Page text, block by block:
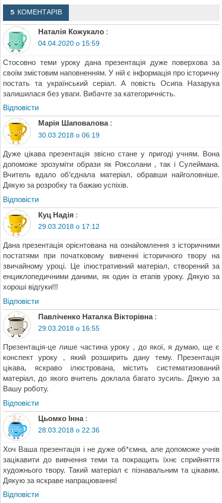
5 КОМЕНТАРІВ
Наталія Кожукало :
04.04.2020 о 15:59
Стосовно теми уроку дана презентація дуже поверхова за
своїм змістовим наповненням. У ній є інформація про історичну
постать та український серіал. А повість Осипа Назарука
залишилася без уваги. Вибачте за категоричність.
Відповіcти
Марія Шаповалова :
30.03.2018 о 06:19
Дуже цікава презентація звісно стане у пригоді учням. Вона
допоможе зрозуміти образи як Роксолани , так і Сулеймана.
Вчитель вдало об’єднала матеріал, обравши найголовніше.
Дякую за розробку та бажаю успіхів.
Відповіcти
Куц Надія :
29.03.2018 о 17:12
Дана презентація орієнтована на ознайомлення з історичними
постатями при початковому вивченні історичного твору на
звичайному уроці. Це ілюстративний матеріал, створений за
енциклопедичними даними, як один із етапів уроку. Дякую за
хороші відгуки!!!
Відповіcти
Павліченко Наталка Вікторівна :
29.03.2018 о 16:55
Презентація-це лише частина уроку , до якої, я думаю, ще є
конспект уроку , який розширить дану тему. Презентація
цікава, яскраво ілюстрована, містить систематизований
матеріал, до якого вчитель доклала багато зусиль. Дякую за
Вашу роботу.
Відповіcти
Цьомко Інна :
28.03.2018 о 22:36
Хоч Ваша презентація і не дуже об*ємна, але допоможе учнів
зацікавити до вивчення теми та покращить їхнє сприйняття
художнього твору. Такий матеріал є пізнавальним та цікавим.
Дякую за яскраве напрацювання!
Відповіcти